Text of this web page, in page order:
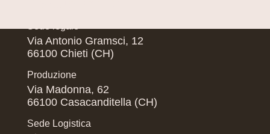
Via Antonio Gramsci, 12
66100 Chieti (CH)
Produzione
Via Madonna, 62
66100 Casacanditella (CH)
Sede Logistica